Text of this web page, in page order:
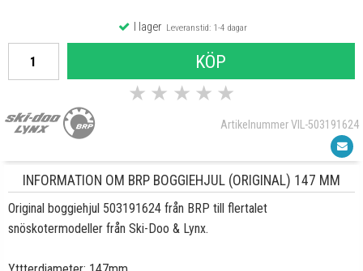
I lagerLeveranstid: 1-4 dagar
KÖP
★ ★ ★ ★ ★
Artikelnummer VIL-503191624
INFORMATION OM BRP BOGGIEHJUL (ORIGINAL) 147 MM
Original boggiehjul 503191624 från BRP till flertalet
snöskotermodeller från Ski-Doo & Lynx.